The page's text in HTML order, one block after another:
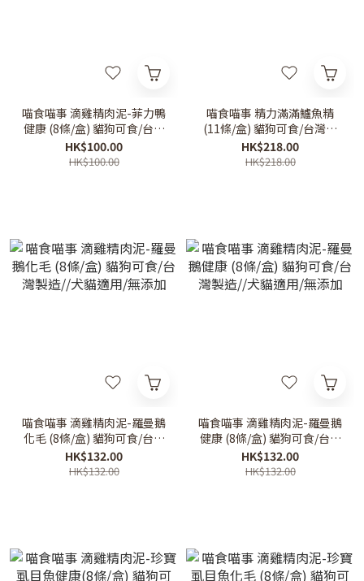
喵食喵事 滴雞精肉泥-菲力鴨
健康 (8條/盒) 貓狗可食/台灣
製造//犬貓適用/無添加
HK$100.00
HK$100.00
喵食喵事 精力滿滿鱸魚精
(11條/盒) 貓狗可食/台灣製
造//犬貓適用/無添加
HK$218.00
HK$218.00
喵食喵事 滴雞精肉泥-羅曼鵝
化毛 (8條/盒) 貓狗可食/台灣
製造//犬貓適用/無添加
HK$132.00
HK$132.00
喵食喵事 滴雞精肉泥-羅曼鵝
健康 (8條/盒) 貓狗可食/台灣
製造//犬貓適用/無添加
HK$132.00
HK$132.00